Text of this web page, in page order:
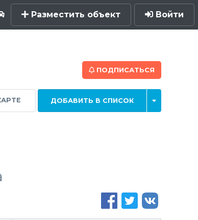
Разместить объект Войти
ПОДПИСАТЬСЯ
ДОБАВИТЬ В СПИСОК